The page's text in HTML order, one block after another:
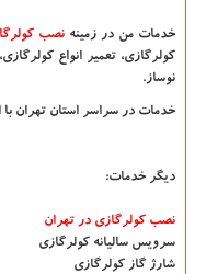
خدمات من در زمینه نصب
کولرگازی، تعمیر انواع
نوساز.
خدمات در سراسر استان تهران
دیگر خدمات:
نصب کولرگازی در تهران
سرویس سالیانه کولرگازی
شارژ گاز کولرگازی